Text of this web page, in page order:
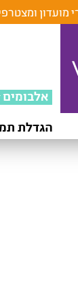
אלבומים
הגדלת